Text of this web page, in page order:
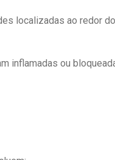
localizadas ao redor
inflamadas ou